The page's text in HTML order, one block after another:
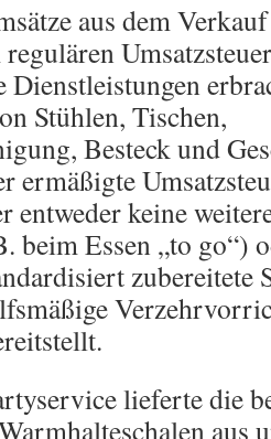
aus dem
Dienstleistungen
Stühlen, Tischen,
Besteck und
ermäßigte
entweder keine
beim Essen „to go“)
zubereitete
lieferte die
aus